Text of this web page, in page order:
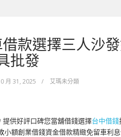
款選擇三人沙
批發
月 31, 2025 / 艾瑪未分類
提供好評口碑您當舖借錢選擇台中借錢
小額創業借錢資金借款精緻免留車利